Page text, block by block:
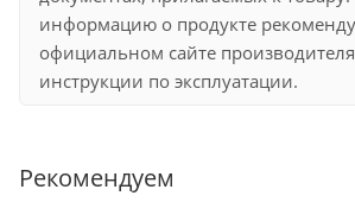
информацию о продукте
официальном сайте
инструкции по эксплуатации.
Рекомендуем